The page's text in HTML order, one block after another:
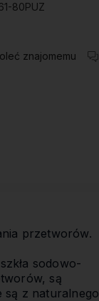
80PUZ
znajomemu
przetworów.
sodowo-
są
są z naturalnego